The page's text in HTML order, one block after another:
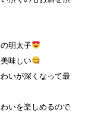
明太子
味しい
いが深くなって最
いを楽しめるので